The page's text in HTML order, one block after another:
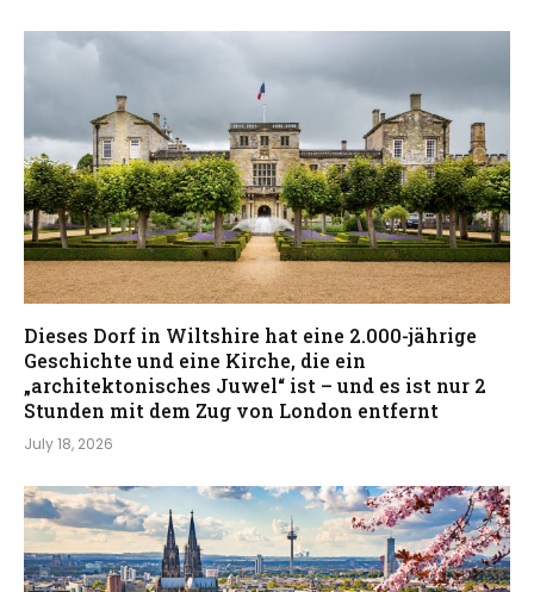
Dieses Dorf in Wiltshire hat eine 2.000-jährige
Geschichte und eine Kirche, die ein
„architektonisches Juwel“ ist – und es ist nur 2
Stunden mit dem Zug von London entfernt
July 18, 2026